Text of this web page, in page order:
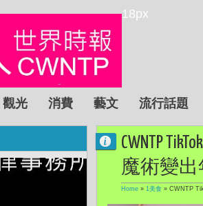
18px
觀光 消費 藝文 流行話題
CWNTP
魔術變
Home » 1美食 » CWNTP